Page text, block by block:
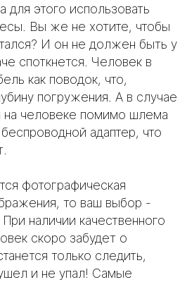
для этого использовать
Вы же не хотите, чтобы
И он не должен быть у
споткнется. Человек в
как поводок, что,
погружения. А в случае
на человеке помимо шлема
адаптер, что
фотографическая
то ваш выбор -
наличии качественного
скоро забудет о
только следить,
и не упал! Самые